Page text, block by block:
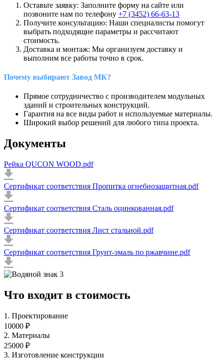
Оставьте заявку: Заполните форму на сайте или
позвоните нам по телефону +7 (3452) 66-63-13
Получите консультацию: Наши специалисты помогут
выбрать подходящие параметры и рассчитают
стоимость.
Доставка и монтаж: Мы организуем доставку и
выполним все работы точно в срок.
Почему выбирают Завод МК?
Прямое сотрудничество с производителем модульных
зданий и строительных конструкций.
Гарантия на все виды работ и используемые материалы.
Широкий выбор решений для любого типа проекта.
Документы
Рейка QUCON WOOD.pdf
Сертификат соответствия Пропитка огнебиозащитная.pdf
Сертификат соответствия Сталь оцинкованная.pdf
Сертификат соответствия Лист стальной.pdf
Сертификат соответствия Грунт-эмаль по ржавчине.pdf
Что входит в стоимость
1. Проектирование
10000 ₽
2. Материалы
25000 ₽
3. Изготовление конструкции